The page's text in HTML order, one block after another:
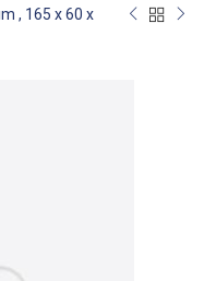
, 165 x 60 x